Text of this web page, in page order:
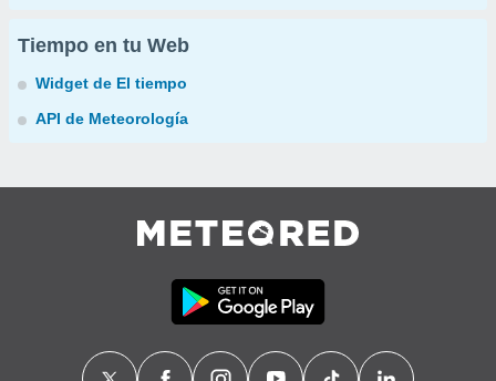
Tiempo en tu Web
Widget de El tiempo
API de Meteorología